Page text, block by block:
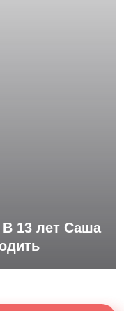
В 13 лет Саша